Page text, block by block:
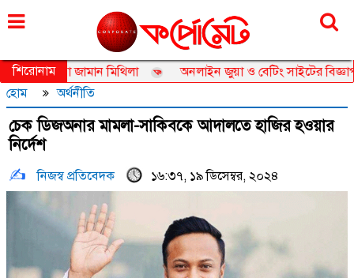
শুক্রবার, ০৭ আগস্ট ২০২৬, ২৩ শ্রাবণ ১৪৩৩
শিরোনাম
তানজিয়া জামান মিথিলা
অনলাইন জুয়া ও বেটিং সাইটের বিজ্ঞাপন
হোম
অর্থনীতি
চেক ডিজঅনার মামলা-সাকিবকে আদালতে হাজির হওয়ার
নির্দেশ
নিজস্ব প্রতিবেদক ১৬:৩৭, ১৯ ডিসেম্বর, ২০২৪